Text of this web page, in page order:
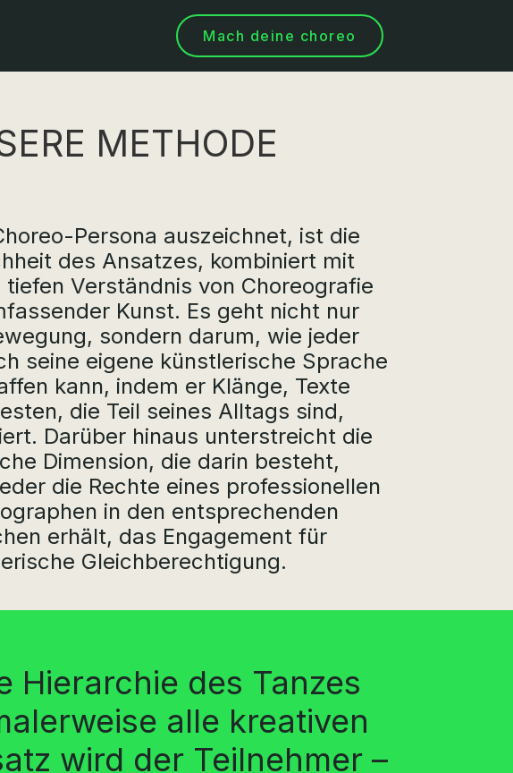
Mach deine choreo
METHODE
Persona auszeichnet, ist die
des Ansatzes, kombiniert mit
tiefen Verständnis von Choreografie
Kunst. Es geht nicht nur
sondern darum, wie jeder
seine eigene künstlerische Sprache
kann, indem er Klänge, Texte
die Teil seines Alltags sind,
Darüber hinaus unterstreicht die
Dimension, die darin besteht,
die Rechte eines professionellen
in den entsprechenden
erhält, das Engagement für
Gleichberechtigung.
Hierarchie des Tanzes
alle kreativen
wird der Teilnehmer –